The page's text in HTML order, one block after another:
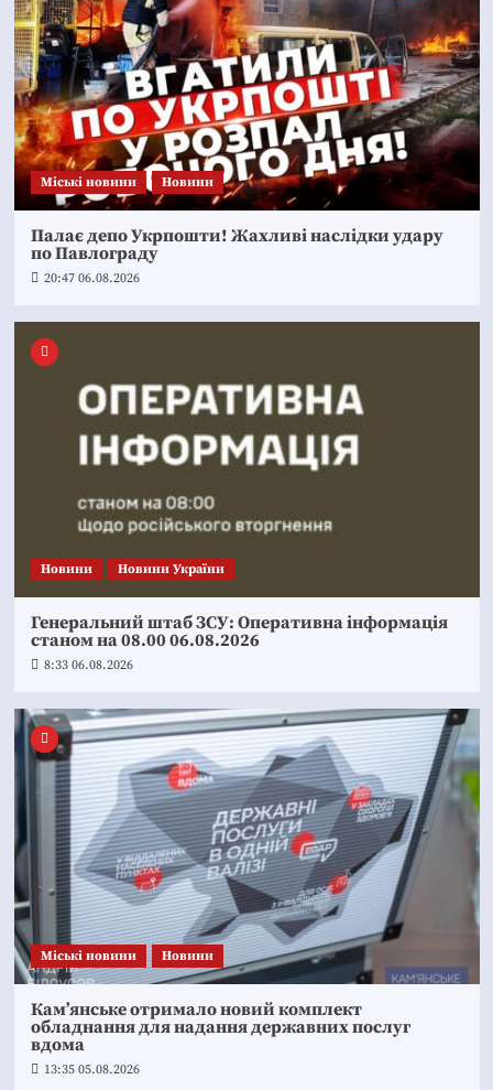
Mіські новини Новини
Палає депо Укрпошти! Жахливі наслідки удару
по Павлограду
20:47 06.08.2026
Новини Новини України
Генеральний штаб ЗСУ: Оперативна інформація
станом на 08.00 06.08.2026
8:33 06.08.2026
Mіські новини Новини
Кам’янське отримало новий комплект
обладнання для надання державних послуг
вдома
13:35 05.08.2026